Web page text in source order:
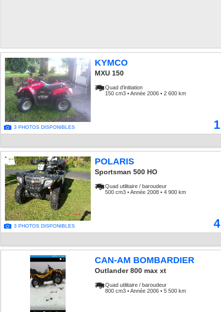
3 PHOTOS DISPONIBLES
KYMCO
MXU 150
Quad d'initiation
150 cm3 • Année 2006 • 2 600 km
3 PHOTOS DISPONIBLES
POLARIS
Sportsman 500 HO
Quad utilitaire / baroudeur
500 cm3 • Année 2008 • 4 900 km
CAN-AM BOMBARDIER
Outlander 800 max xt
Quad utilitaire / baroudeur
800 cm3 • Année 2006 • 5 500 km